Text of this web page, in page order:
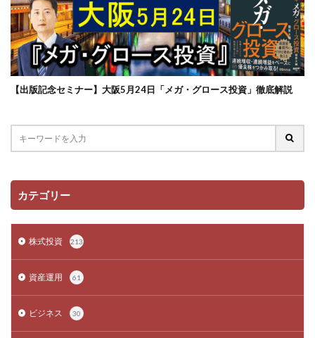
【出版記念セミナー】大阪5月24日「メガ・グロース投資」徹底解説
カテゴリー
株式投資 213
資産運用 61
ビジネス 30